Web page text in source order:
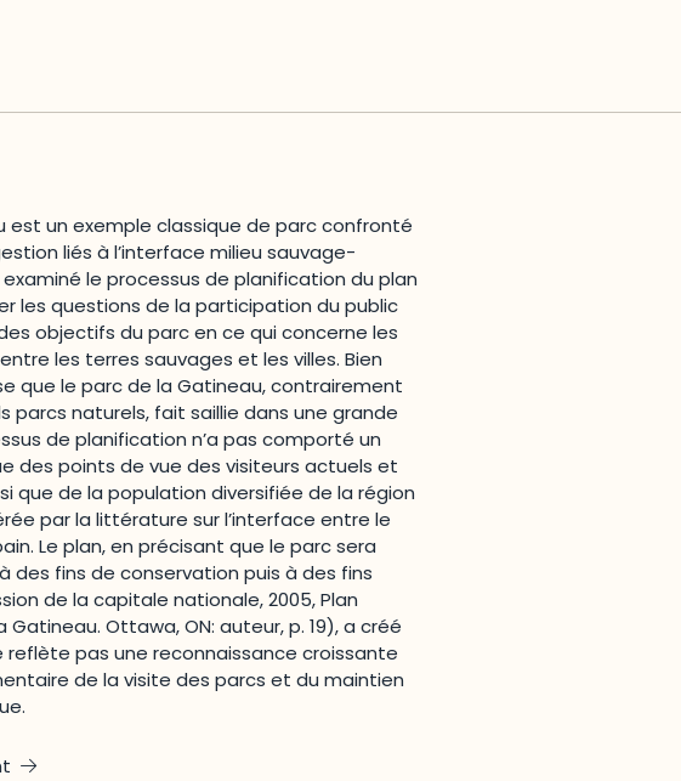
est un exemple classique de parc confronté
liés à l’interface milieu sauvage-
le processus de planification du plan
les questions de la participation du public
objectifs du parc en ce qui concerne les
les terres sauvages et les villes.Bien
que le parc de la Gatineau, contrairement
parcs naturels, fait saillie dans une grande
de planification n’a pas comporté un
des points de vue des visiteurs actuels et
que de la population diversifiée de la région
par la littérature sur l’interface entre le
Le plan, en précisant que le parc sera
des fins de conservation puis à des fins
de la capitale nationale, 2005, Plan
Ottawa, ON: auteur, p. 19),a créé
reflète pas une reconnaissance croissante
de la visite des parcs et du maintien